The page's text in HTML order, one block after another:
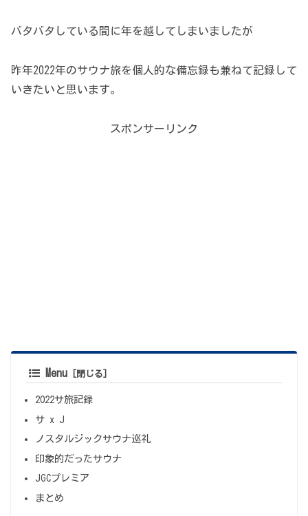
バタバタしている間に年を越してしまいましたが
昨年2022年のサウナ旅を個人的な備忘録も兼ねて記録して
いきたいと思います。
スポンサーリンク
Menu
2022サ旅記録
サ x J
ノスタルジックサウナ巡礼
印象的だったサウナ
JGCプレミア
まとめ